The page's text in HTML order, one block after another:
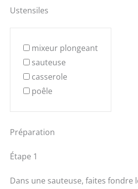
Ustensiles
mixeur plongeant
sauteuse
casserole
poêle
Préparation
Étape 1
Dans une sauteuse, faites